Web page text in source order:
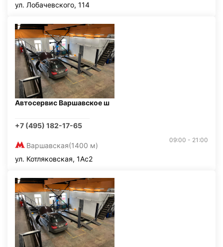
ул. Лобачевского, 114
Автосервис Варшавское ш
+7 (495) 182-17-65
Варшавская(1400 м)
09:00 - 21:00
ул. Котляковская, 1Ас2